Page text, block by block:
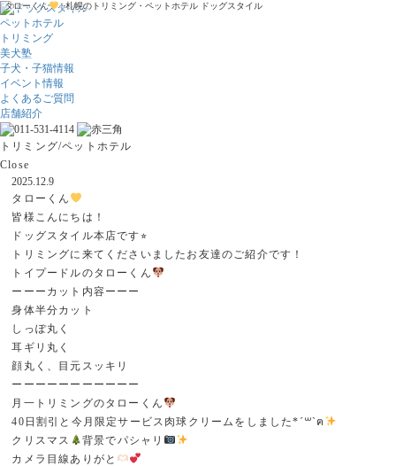
タローくん | 札幌のトリミング・ペットホテル ドッグスタイル
ペットホテル
トリミング
美犬塾
子犬・子猫情報
イベント情報
よくあるご質問
店舗紹介
トリミング/ペットホテル
Close
2025.12.9
タローくん
皆様こんにちは！
ドッグスタイル本店です⭐︎
トリミングに来てくださいましたお友達のご紹介です！
トイプードルのタローくん
ーーーカット内容ーーー
身体半分カット
しっぽ丸く
耳ギリ丸く
顔丸く、目元スッキリ
ーーーーーーーーーーー
月一トリミングのタローくん
40日割引と今月限定サービス肉球クリームをしました*´꒳`ฅ
クリスマス
背景でパシャリ
カメラ目線ありがと